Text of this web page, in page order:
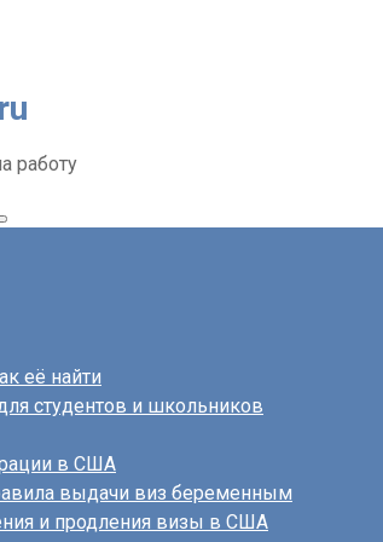
работу
её найти
студентов и школьников
в США
выдачи виз беременным
и продления визы в США